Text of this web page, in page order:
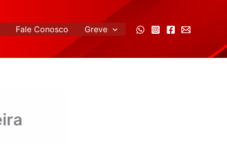
Fale Conosco Greve